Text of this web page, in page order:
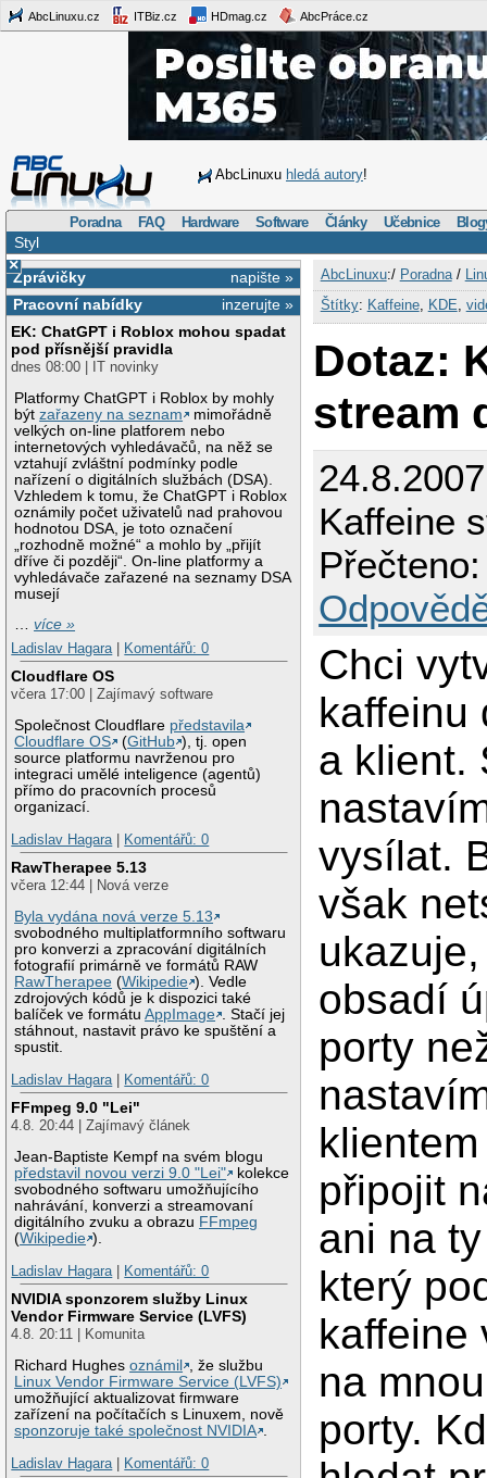
AbcLinuxu.cz ITBiz.cz HDmag.cz AbcPráce.cz
AbcLinuxu hledá autory!
Poradna FAQ Hardware Software Články Učebnice
Styl
×
napište »
Zprávičky
inzerujte »
Pracovní nabídky
EK: ChatGPT i Roblox mohou spadat
pod přísnější pravidla
dnes 08:00 | IT novinky
Platformy ChatGPT i Roblox by mohly
býtzařazeny na seznam
mimořádně
velkých on-line platforem nebo
internetových vyhledávačů, na něž se
vztahují zvláštní podmínky podle
nařízení o digitálních službách (DSA).
Vzhledem k tomu, že ChatGPT i Roblox
oznámily počet uživatelů nad prahovou
hodnotou DSA, je toto označení
„rozhodně možné“ a mohlo by „přijít
dříve či později“. On-line platformy a
vyhledávače zařazené na seznamy DSA
musejí
…více »
Ladislav Hagara
Komentářů: 0
Cloudflare OS
včera 17:00 | Zajímavý software
Společnost Cloudflare představila
Cloudflare OS
(GitHub ), tj. open
source platformu navrženou pro
integraci umělé inteligence (agentů)
přímo do pracovních procesů
organizací.
Ladislav Hagara
Komentářů: 0
RawTherapee 5.13
včera 12:44 | Nová verze
Byla vydána nová verze 5.13
svobodného multiplatformního softwaru
pro konverzi a zpracování digitálních
fotografií primárně ve formátů RAW
RawTherapee (Wikipedie ). Vedle
zdrojových kódů je k dispozici také
balíček ve formátuAppImage . Stačí jej
stáhnout, nastavit právo ke spuštění a
spustit.
Ladislav Hagara
Komentářů: 0
FFmpeg 9.0 "Lei"
4.8. 20:44 | Zajímavý článek
Jean-Baptiste Kempf na svém blogu
představil novou verzi 9.0 "Lei"
kolekce
svobodného softwaru umožňujícího
nahrávání, konverzi a streamovaní
digitálního zvuku a obrazu FFmpeg
(Wikipedie ).
Ladislav Hagara
Komentářů: 0
NVIDIA sponzorem služby Linux
Vendor Firmware Service (LVFS)
4.8. 20:11 | Komunita
Richard Hughesoznámil
, že službu
Linux Vendor Firmware Service (LVFS)
umožňující aktualizovat firmware
zařízení na počítačích s Linuxem, nově
sponzoruje také společnost NVIDIA .
Ladislav Hagara | Komentářů: 0
AbcLinuxu:/ Poradna/
Štítky: Kaffeine, KDE
Dotaz:
stream
Kaffeine
Chci
kaffeinu
a klient.
vysílat.
však
obsadí
porty
připojit
ani na
který
kaffeine
na
porty.